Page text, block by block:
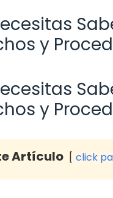
y
y
Artículo click